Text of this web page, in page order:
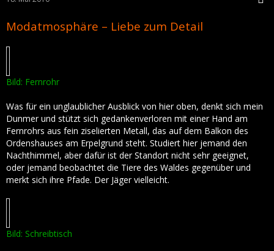
Modatmosphäre – Liebe zum Detail
Bild: Fernrohr
Was für ein unglaublicher Ausblick von hier oben, denkt sich mein
Dunmer und stützt sich gedankenverloren mit einer Hand am
Fernrohrs aus fein ziselierten Metall, das auf dem Balkon des
Ordenshauses am Erpelgrund steht. Studiert hier jemand den
Nachthimmel, aber dafür ist der Standort nicht sehr geeignet,
oder jemand beobachtet die Tiere des Waldes gegenüber und
merkt sich ihre Pfade. Der Jäger vielleicht.
Bild: Schreibtisch